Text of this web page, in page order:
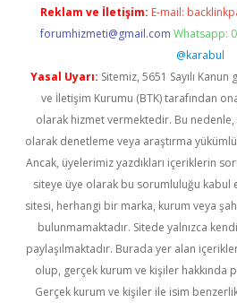
Reklam ve İletişim: E-mail:
forumhizmeti@gmail.com Whatsapp:
@karabul
Yasal Uyarı: Sitemiz, 5651 Sayılı
ve İletişim Kurumu (BTK) tarafından
olarak hizmet vermektedir. Bu
olarak denetleme veya araştırma
Ancak, üyelerimiz yazdıkları içeriklerin
siteye üye olarak bu sorumluluğu kabul
sitesi, herhangi bir marka, kurum veya
bulunmamaktadır. Sitede yalnızca
paylaşılmaktadır. Burada yer alan
olup, gerçek kurum ve kişiler hakkında
Gerçek kurum ve kişiler ile isim